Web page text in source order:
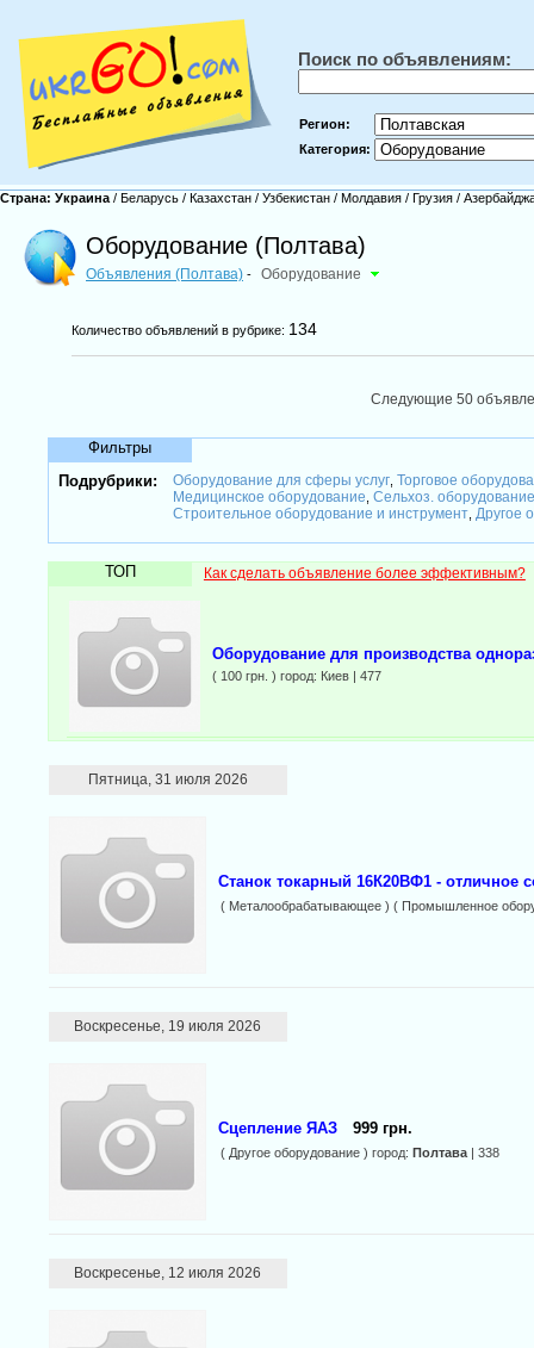
Поиск по объявлениям:
Регион:
Категория:
Страна: Украина / Беларусь / Казахстан / Узбекистан / Молдавия / Грузия /
Оборудование (Полтава)
Объявления (Полтава) - Оборудование
Количество объявлений в рубрике: 134
Следующие 50
Фильтры
Подрубрики:
Оборудование для сферы услуг, Торговое
Медицинское оборудование Сельхоз.
Строительное оборудование и инструмент, Другое
ТОП Как сделать объявление более эффективным?
Оборудование для производства
( 100 грн. ) город: Киев | 477
Пятница, 31 июля 2026
Станок токарный 16К20ВФ1 - отличное
( Металообрабатывающее ) ( Промышленное
Воскресенье, 19 июля 2026
Сцепление ЯАЗ 999 грн.
( Другое оборудование ) город: Полтава| 338
Воскресенье, 12 июля 2026